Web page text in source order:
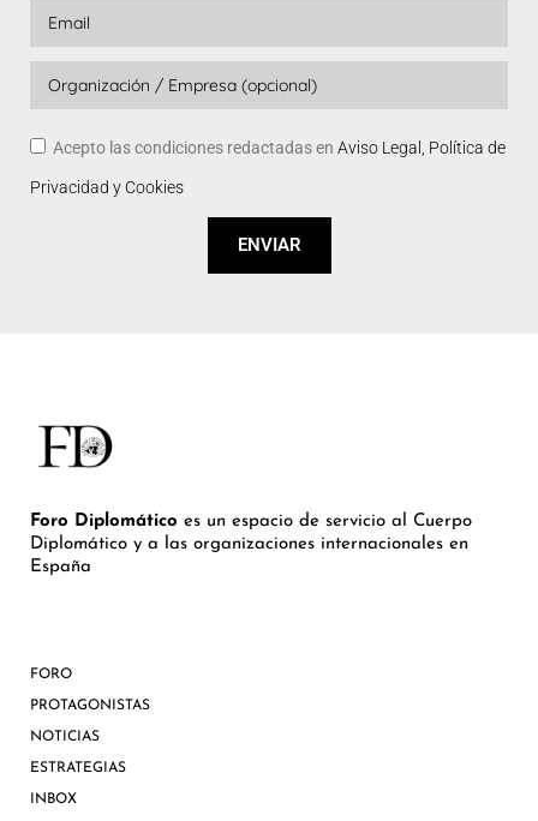
Acepto las condiciones redactadas en Aviso Legal, Política de
Privacidad y Cookies
ENVIAR
Foro Diplomático es un espacio de servicio al Cuerpo
Diplomático y a las organizaciones internacionales en
España
FORO
PROTAGONISTAS
NOTICIAS
ESTRATEGIAS
INBOX